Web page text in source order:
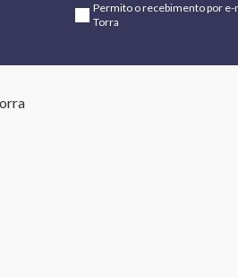
Permito o recebimento por e-
Torra